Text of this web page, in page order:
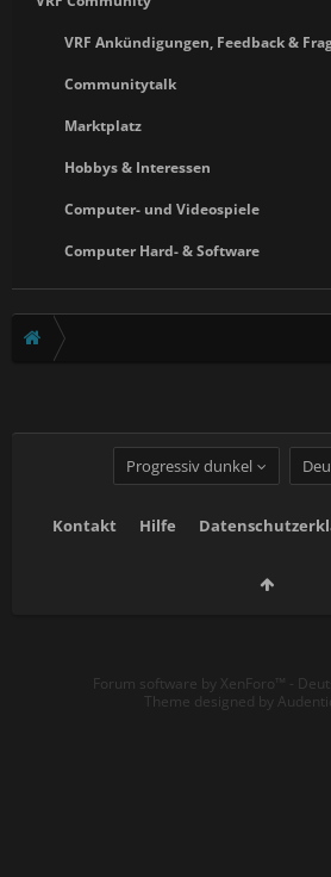
VRF Ankündigungen, Feedback &
Communitytalk
Marktplatz
Hobbys & Interessen
Computer- und Videospiele
Computer Hard- & Software
Progressiv dunkel
Kontakt Hilfe
Forum software by XenForo™ -
Theme designed by